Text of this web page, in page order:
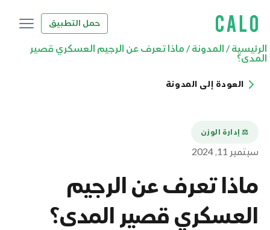
حمل التطبيق
الرئيسية/ المدونة/ ماذا تعرف عن الرجيم العسكري قصير
المدى؟
العودة إلى المدونة
⚖️ إدارة الوزن
سبتمبر 11, 2024
ماذا تعرف عن الرجيم
العسكري قصير المدى؟